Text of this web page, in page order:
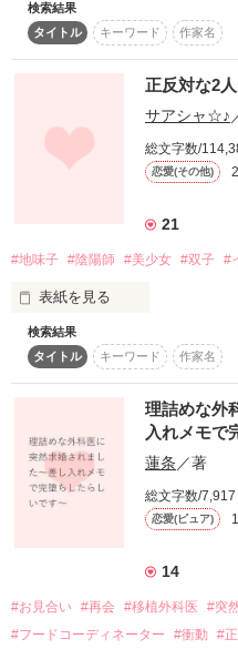
作
も、よろしくお願いいたしま
隆平、奈々の子供たちが登場☆
作
        本当にありがとうございます！
            ☆Ｓ柴♪様  ☆夏峰莉香様
星龍 現姫
永窪 咲良（ながくぼ さくら）
×
「 お前は何を見てきたんだ？
No.2 暴走族   星龍（せいりょ
地味な女の子とイケメンの男
ドキドキストーリー
さてさて二人の恋の行方は…
作
あたしはあの日、
苦しくて何も考えたくなくて
それからは
いつか離れるかもしれない。
あたしは恋なんかできなかっ
傷つくのが怖い･･･。
一人になるのがいやだ･･･。
検索結果
タイトル
キーワード 作家名
正反対な2
サアシャ☆♪
総文字数/
恋愛(その他)
21
#地味子 #陰陽師 #美少女 #双子 #
表紙を見る
普段は地味な花鈴とイケメン
あったのに⁈
ある事から郁斗の友達の五十
ちゃった‼︎
それどころかあたしが学校で
検索結果
タイトル
キーワード 作家名
理詰めな外
入れメモで
蓮条 ／著
総文字数/7,917
恋愛(ピュア)
14
#お見合い #再会 #移植外科医 #突
#フードコーディネーター
#衝動 #